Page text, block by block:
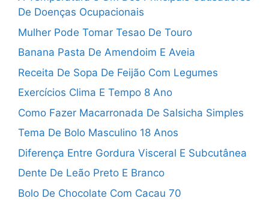
De Doenças Ocupacionais
Mulher Pode Tomar Tesao De Touro
Banana Pasta De Amendoim E Aveia
Receita De Sopa De Feijão Com Legumes
Exercícios Clima E Tempo 8 Ano
Como Fazer Macarronada De Salsicha Simples
Tema De Bolo Masculino 18 Anos
Diferença Entre Gordura Visceral E Subcutânea
Dente De Leão Preto E Branco
Bolo De Chocolate Com Cacau 70